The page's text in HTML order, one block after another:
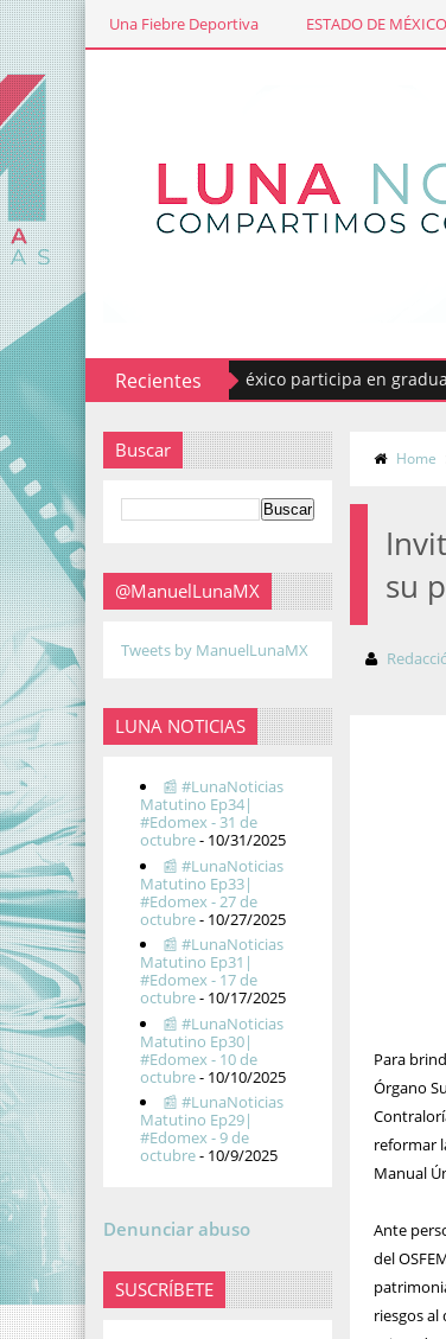
Una Fiebre Deportiva ESTADO DE MÉXICO
Recientes
del Estado de México participa en
Buscar
@ManuelLunaMX
Tweets by ManuelLunaMX
LUNA NOTICIAS
📰 #LunaNoticias
Matutino Ep34|
#Edomex - 31 de
octubre- 10/31/2025
📰 #LunaNoticias
Matutino Ep33|
#Edomex - 27 de
octubre- 10/27/2025
📰 #LunaNoticias
Matutino Ep31|
#Edomex - 17 de
octubre- 10/17/2025
📰 #LunaNoticias
Matutino Ep30|
#Edomex - 10 de
octubre- 10/10/2025
📰 #LunaNoticias
Matutino Ep29|
#Edomex - 9 de
octubre- 10/9/2025
Denunciar abuso
SUSCRÍBETE
Home
su
Para
Órgano
reformar
Manual
Ante
del
riesgos